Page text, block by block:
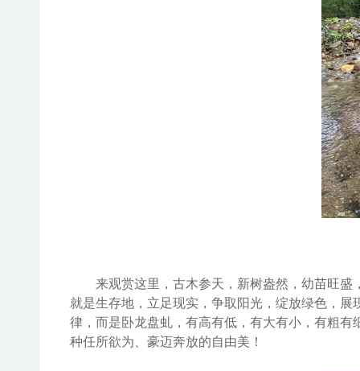
来观赏这里 ， 古木参天， 新树盎然，幼苗旺盛
就是生存地，立足现实，争取阳光，绽放绿色，展
律，而是卧龙盘虬， 有高有低，有大有小，有粗有
种任所欲为、豪迈奔放的自由美 ！